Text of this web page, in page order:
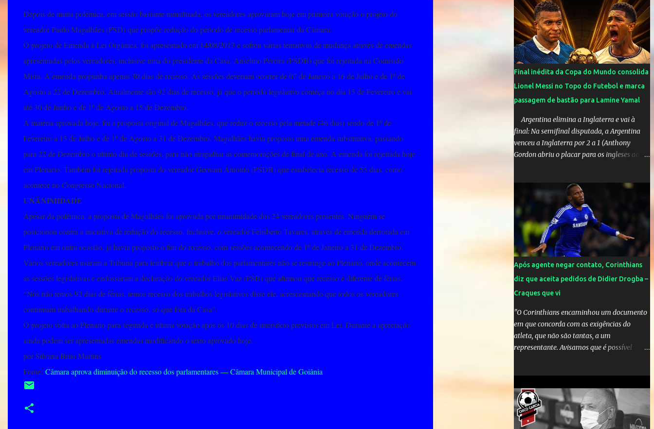
Depois de muita polêmica, em sessão bastante tumultuada, os vereadores aprovaram hoje em primeira votação o projeto do
vereador Paulo Magalhães (PSD) que propõe redução do período de recesso parlamentar da Câmara.
O projeto de Emenda à Lei Orgânica, foi apresentado em 14/08/2013 e sofreu várias tentativas de mudança através de emendas
apresentadas pelos vereadores, inclusive uma do presidente da Casa, Anselmo Pereira (PSDB) que foi rejeitada na Comissão
Mista. A emenda propunha apenas 30 dias de recesso. As sessões deveriam ocorrer de 07 de Janeiro a 16 de Julho e de 1º de
Agosto a 22 de Dezembro. Atualmente são 92 dias de recesso, já que o período legislativo começa no dia 15 de Fevereiro e vai
até 30 de Junho e de 1º de Agosto a 15 de Dezembro.
A matéria aprovada hoje, foi a proposta original de Magalhães, que reduz o recesso pela metade (46 dias) sendo de 1º de
Fevereiro a 15 de Julho e de 1º de Agosto a 31 de Dezembro. Magalhães havia proposto uma emenda substitutiva, passando
para 22 de Dezembro o último dia de sessões, para não atrapalhar as comemorações de final de ano. A emenda foi rejeitada hoje
em Plenário. Também foi rejeitada proposta do vereador Geovani Antonio (PSDB) que estabelecia recesso de 55 dias, como
acontece no Congresso Nacional.
UNÂNIMIDADE
Apesar da polêmica, a proposta de Magalhães foi aprovada por unanimidade dos 24 vereadores presentes. Ninguém se
posicionou contra a iniciativa de redução do recesso. Inclusive, o vereador Felisberto Tavares, através de emenda derrotada em
Plenário em outra ocasião, já havia proposto o fim do recesso, com sessões acontecendo de 1º de Janeiro a 31 de Dezembro.
Vários vereadores usaram a Tribuna para lembrar que o trabalho dos parlamentares não se restringe ao Plenário, onde acontecem
as sessões legislativas e endossaram a declaração do vereador Elias Vaz (PSB) que afirmou que recesso é diferente de férias.
“Nós não temos 92 dias de férias, temos recesso dos trabalhos legislativos disse ele, acrescentando que todos os vereadores
continuam trabalhando durante o recesso, só que fora da Casa”.
O projeto volta ao Plenário para segunda e última votação após os 10 dias de interstício previstos em Lei. Durante a apreciação
ainda podem ser apresentadas emendas modificando o texto aprovado hoje.
por Silvana Brito Martins
Fonte: Câmara aprova diminuição do recesso dos parlamentares — Câmara Municipal de Goiânia
cinco anos e houve rumores de uma suposta
traição do canto...
Final inédita da Copa do Mundo consolida
Lionel Messi no Topo do Futebol e marca
passagem de bastão para Lamine Yamal
Argentina elimina a Inglaterra e vai à
final: Na semifinal disputada, a Argentina
venceu a Inglaterra por 2 a 1 (Anthony
Gordon abriu o placar para os ingleses aos
nos acréscimos, com assistência de Messi). A
Argentina enfrentará a Espanha na final.
Mick Jagger e seu filho brasileiro torceram
pela Inglaterra durante o jogo.
Após agente negar contato, Corinthians
diz que aceita pedidos de Didier Drogba –
Craques que vi
"O Corinthians encaminhou um documento
em que concorda com as exigências do
atleta, que não são tantas, a um
representante. Avisamos que é possível
Flávio Adauto em entrevista coletiva neste
sábado. O que chama atenção é que
também neste sábado o empresário do